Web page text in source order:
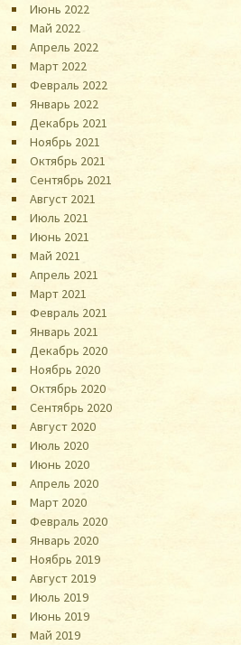
Июнь 2022
Май 2022
Апрель 2022
Март 2022
Февраль 2022
Январь 2022
Декабрь 2021
Ноябрь 2021
Октябрь 2021
Сентябрь 2021
Август 2021
Июль 2021
Июнь 2021
Май 2021
Апрель 2021
Март 2021
Февраль 2021
Январь 2021
Декабрь 2020
Ноябрь 2020
Октябрь 2020
Сентябрь 2020
Август 2020
Июль 2020
Июнь 2020
Апрель 2020
Март 2020
Февраль 2020
Январь 2020
Ноябрь 2019
Август 2019
Июль 2019
Июнь 2019
Май 2019